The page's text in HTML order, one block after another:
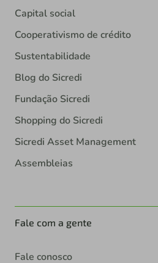
Capital social
Cooperativismo de crédito
Sustentabilidade
Blog do Sicredi
Fundação Sicredi
Shopping do Sicredi
Sicredi Asset Management
Assembleias
Fale com a gente
Fale conosco